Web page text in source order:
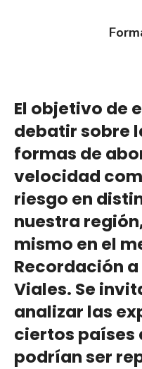
El objetivo de
debatir sobre
formas de
velocidad
riesgo en
nuestra
mismo en el
Recordación
Viales. Se
analizar las
ciertos países
podrían ser